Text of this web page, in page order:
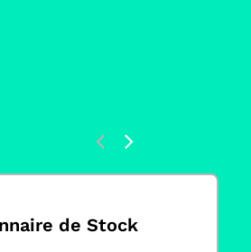
de Stock